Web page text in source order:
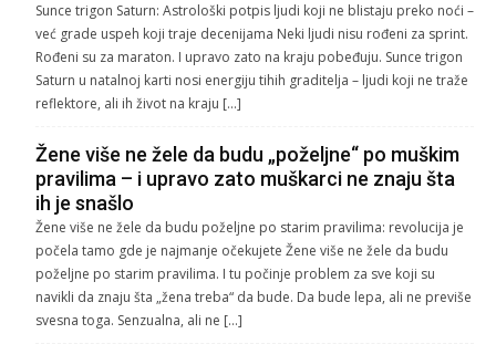
Sunce trigon Saturn: Astrološki potpis ljudi koji ne blistaju preko noći –
već grade uspeh koji traje decenijama Neki ljudi nisu rođeni za sprint.
Rođeni su za maraton. I upravo zato na kraju pobeđuju. Sunce trigon
Saturn u natalnoj karti nosi energiju tihih graditelja – ljudi koji ne traže
reflektore, ali ih život na kraju […]
Žene više ne žele da budu „poželjne“ po muškim
pravilima – i upravo zato muškarci ne znaju šta
ih je snašlo
Žene više ne žele da budu poželjne po starim pravilima: revolucija je
počela tamo gde je najmanje očekujete Žene više ne žele da budu
poželjne po starim pravilima. I tu počinje problem za sve koji su
navikli da znaju šta „žena treba“ da bude. Da bude lepa, ali ne previše
svesna toga. Senzualna, ali ne […]